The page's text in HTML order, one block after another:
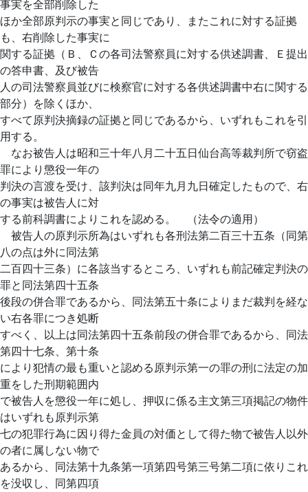
事実を全部削除した
ほか全部原判示の事実と同じであり、またこれに対する証拠
も、右削除した事実に
関する証拠（Ｂ、Ｃの各司法警察員に対する供述調書、Ｅ提出
の答申書、及び被告
人の司法警察員並びに検察官に対する各供述調書中右に関する
部分）を除くほか、
すべて原判決摘録の証拠と同じであるから、いずれもこれを引
用する。
なお被告人は昭和三十年八月二十五日仙台高等裁判所で窃盗
罪により懲役一年の
判決の言渡を受け、該判決は同年九月九日確定したもので、右
の事実は被告人に対
する前科調書によりこれを認める。 （法令の適用）
被告人の原判示所為はいずれも各刑法第二百三十五条（同第
八の点は外に同法第
二百四十三条）に各該当するところ、いずれも前記確定判決の
罪と同法第四十五条
後段の併合罪であるから、同法第五十条によりまだ裁判を経な
い右各罪につき処断
すべく、以上は同法第四十五条前段の併合罪であるから、同法
第四十七条、第十条
により犯情の最も重いと認める原判示第一の罪の刑に法定の加
重をした刑期範囲内
で被告人を懲役一年に処し、押収に係る主文第三項掲記の物件
はいずれも原判示第
七の犯罪行為に因り得た金員の対価として得た物で被告人以外
の者に属しない物で
あるから、同法第十九条第一項第四号第三号第二項に依りこれ
を没収し、同第四項